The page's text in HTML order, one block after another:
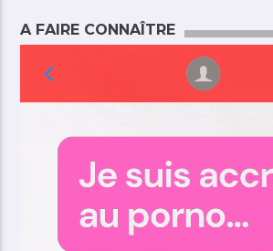
A FAIRE CONNAÎTRE